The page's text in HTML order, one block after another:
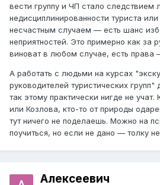
вести группу и ЧП стало следствием
недисциплинированности туриста
несчастным случаем — есть шанс
неприятностей. Это примерно как за
виноват в любом случае, есть права
А работать с людьми на курсах
руководителей туристических групп"
так этому практически нигде не учат.
или Козлова, кто-то от природы
тут ничего не поделаешь. Можно на
поучиться, но если не дано — толку не
Алексеевич